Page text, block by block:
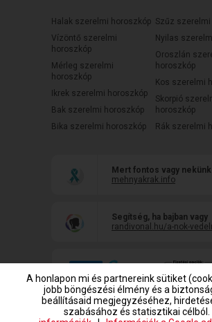
Halak szerelmi horoszkóp
Vízöntő szerelmi
horoszkóp
Mérleg szerelmi
horoszkóp
Ikrek szerelmi horoszkóp
Bak szerelmi horoszkóp
Bika szerelmi horoszkóp
Szűz
Nyilas
Oroszlán
horoszkóp
Kos szerelmi
Skorpió
horoszkóp
Rák szerelmi
Mert fontos vagy nekünk
mehnyakrak.info
Segítség, ha bajban vagy
randivonal.hu/a-nok-
A honlapon mi és partnereink sütiket
jobb böngészési élmény és a
beállításaid megjegyzéséhez,
szabásához és statisztikai célból.